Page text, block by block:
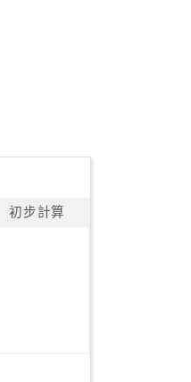
初步計算